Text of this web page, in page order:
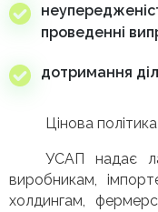
проведенні
дотримання
Цінова
УСАП надає
виробникам,
холдингам,